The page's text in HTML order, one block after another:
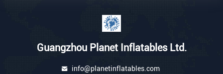
Guangzhou Planet Inflatables Ltd.
info@planetinflatables.com